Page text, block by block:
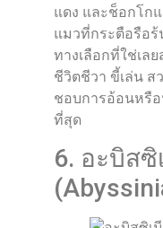
แดง และช็อกโก
แมวที่กระตือรือ
ทางเลือกที่ใช่เล
ชีวิตชีวา ขี้เล่น ส
ชอบการอ้อนหรือ
ที่สุด
6. อะบิส